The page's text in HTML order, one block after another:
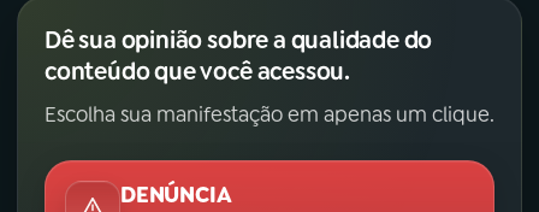
Dê sua opinião sobre a qualidade do
conteúdo que você acessou.
Escolha sua manifestação em apenas um clique.
DENÚNCIA